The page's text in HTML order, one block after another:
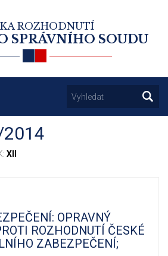
ROZHODNUTÍ
SPRÁVNÍHO SOUDU
2014
XII
OPRAVNÝ
ROZHODNUTÍ ČESKÉ
ZABEZPEČENÍ;